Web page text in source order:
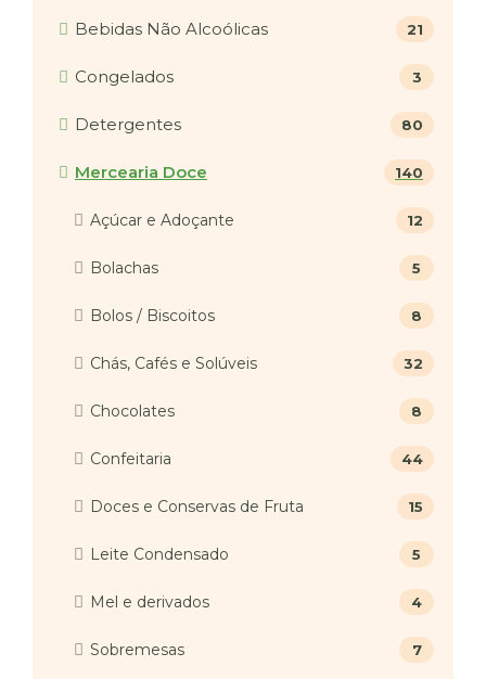
Bebidas Não Alcoólicas 21
Congelados 3
Detergentes 80
Mercearia Doce 140
Açúcar e Adoçante 12
Bolachas 5
Bolos / Biscoitos 8
Chás, Cafés e Solúveis 32
Chocolates 8
Confeitaria 44
Doces e Conservas de Fruta 15
Leite Condensado 5
Mel e derivados 4
Sobremesas 7